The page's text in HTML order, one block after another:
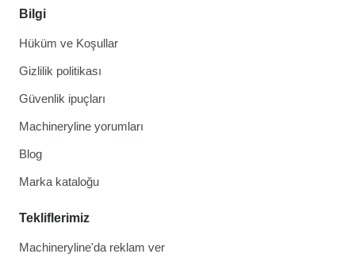
Bilgi
Hüküm ve Koşullar
Gizlilik politikası
Güvenlik ipuçları
Machineryline yorumları
Blog
Marka kataloğu
Tekliflerimiz
Machineryline'da reklam ver